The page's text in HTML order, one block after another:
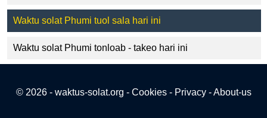
Waktu solat Phumi tuol sala hari ini
Waktu solat Phumi tonloab - takeo hari ini
© 2026 - waktus-solat.org - Cookies- Privacy-About-us